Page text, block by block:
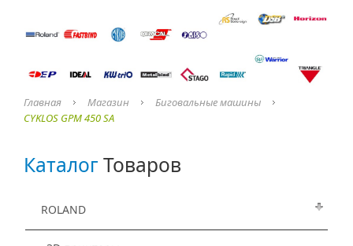
Главная Магазин
Биговальные машины
CYKLOS GPM 450 SA
КаталогТоваров
ROLAND